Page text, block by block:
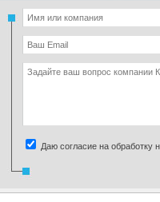
Даю согласие на